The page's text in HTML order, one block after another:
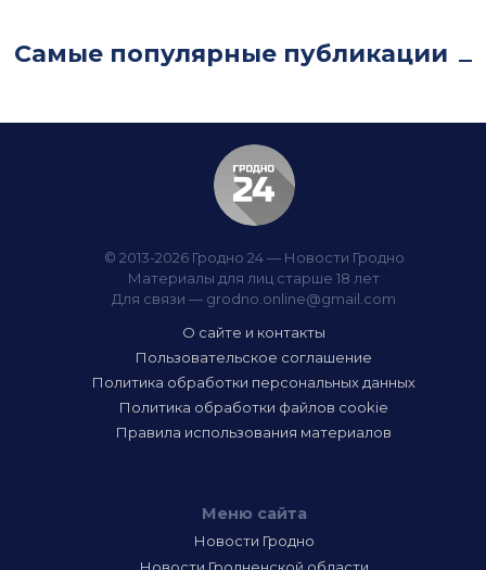
Самые популярные публикации
© 2013-2026 Гродно 24 — Новости Гродно
Материалы для лиц старше 18 лет
Для связи — grodno.online@gmail.com
О сайте и контакты
Пользовательское соглашение
Политика обработки персональных данных
Политика обработки файлов cookie
Правила использования материалов
Меню сайта
Новости Гродно